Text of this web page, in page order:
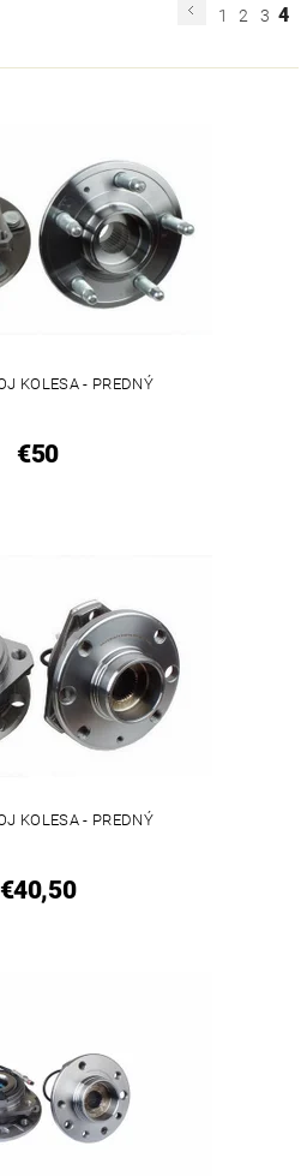
1 2 3 4
KOLESA - PREDNÝ
€50
KOLESA - PREDNÝ
€40,50